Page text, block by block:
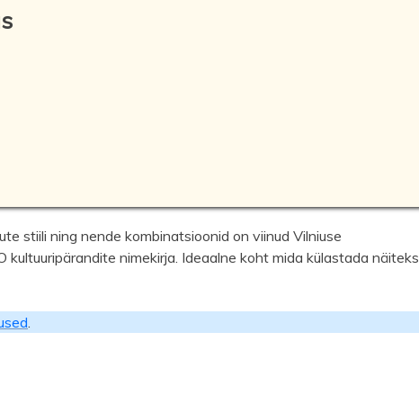
stiili ning nende kombinatsioonid on viinud Vilniuse
kultuuripärandite nimekirja. Ideaalne koht mida külastada näiteks
.